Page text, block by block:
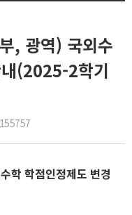
, 광역) 국외수
(2025-2학기
155757
학 학점인정제도 변경